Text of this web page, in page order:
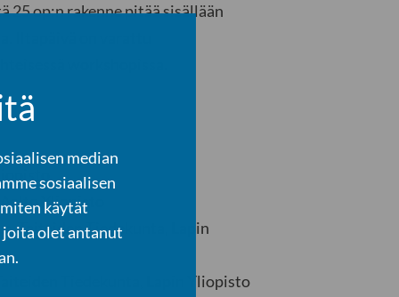
median
sosiaalisen
käytät
olet antanut
25 op:n rakenne pitää sisällään
Yliopisto
Taiteiden Tiedekunta, Lapin
Tiedekunta, Lapin Yliopisto